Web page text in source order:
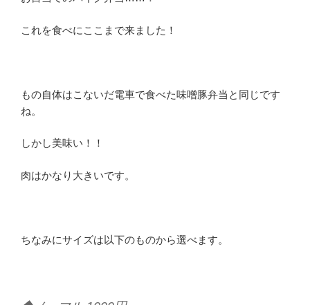
これを食べにここまで来ました！
もの自体はこないだ電車で食べた味噌豚弁当と同じです
ね。
しかし美味い！！
肉はかなり大きいです。
ちなみにサイズは以下のものから選べます。